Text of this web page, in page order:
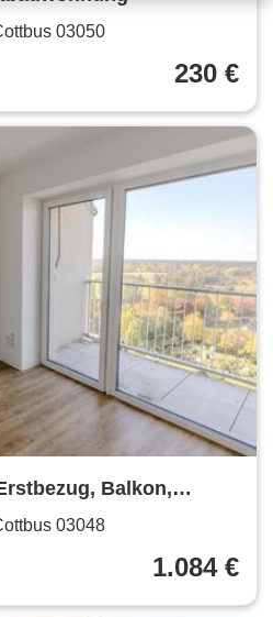
03050
230 €
Balkon,
und mehr!
03048
1.084 €